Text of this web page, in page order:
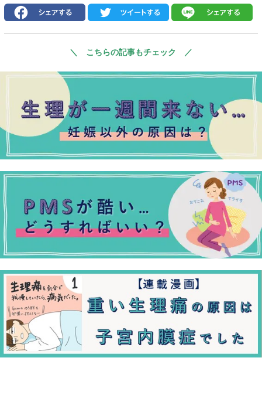
＼ こちらの記事もチェック ／